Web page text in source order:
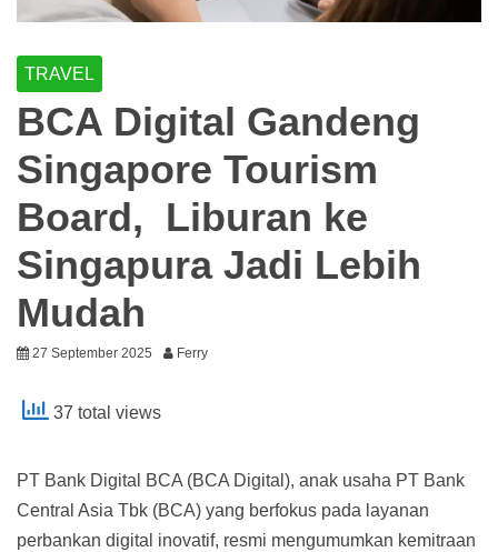
TRAVEL
BCA Digital Gandeng
Singapore Tourism
Board, Liburan ke
Singapura Jadi Lebih
Mudah
27 September 2025 Ferry
37 total views
PT Bank Digital BCA (BCA Digital), anak usaha PT Bank
Central Asia Tbk (BCA) yang berfokus pada layanan
perbankan digital inovatif, resmi mengumumkan kemitraan